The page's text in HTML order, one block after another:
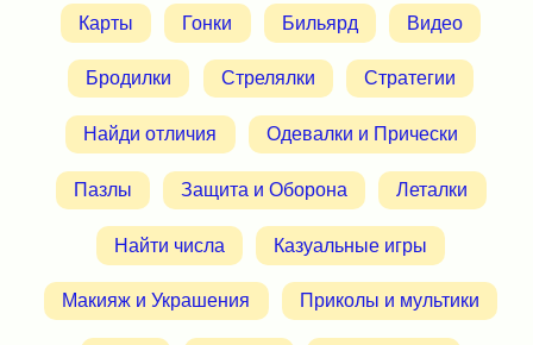
Карты Гонки Бильярд Видео
Бродилки Стрелялки Стратегии
Найди отличия Одевалки и Прически
Пазлы Защита и Оборона Леталки
Найти числа Казуальные игры
Макияж и Украшения Приколы и мультики